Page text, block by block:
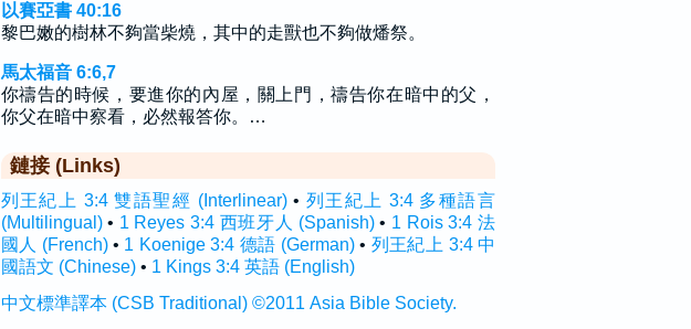
以賽亞書 40:16
黎巴嫩的樹林不夠當柴燒，其中的走獸也不夠做燔祭。
馬太福音 6:6,7
你禱告的時候，要進你的內屋，關上門，禱告你在暗中的父，
你父在暗中察看，必然報答你。…
鏈接 (Links)
列王紀上 3:4 雙語聖經 (Interlinear)• 列王紀上 3:4 多種語言
(Multilingual)• 1 Reyes 3:4 西班牙人 (Spanish)• 1 Rois 3:4 法
國人 (French)• 1 Koenige 3:4 德語 (German)• 列王紀上 3:4 中
國語文 (Chinese)• 1 Kings 3:4 英語 (English)
中文標準譯本 (CSB Traditional) ©2011 Asia Bible Society.